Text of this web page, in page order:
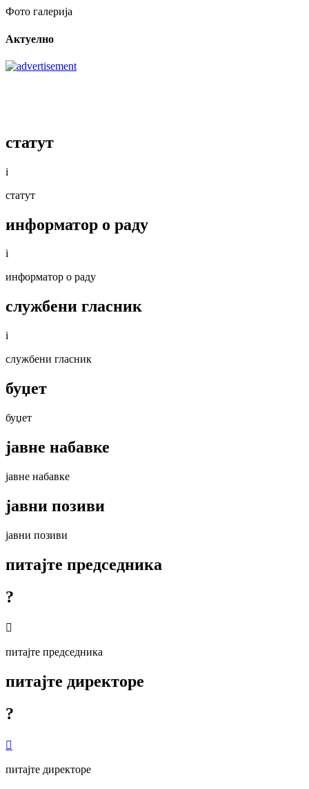
Фото галерија
Актуелно
статут
i
статут
информатор о раду
i
информатор о раду
службени гласник
i
службени гласник
буџет
буџет
јавне набавке
јавне набавке
јавни позиви
јавни позиви
питајте председника
?

питајте председника
питајте директоре
?

питајте директоре